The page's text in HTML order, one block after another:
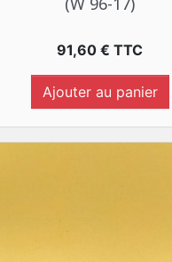
Prix
91,60 € TTC
Ajouter au panier